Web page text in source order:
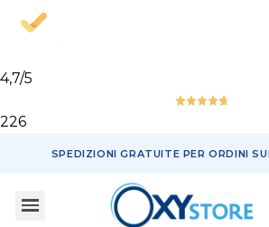
4,7/5
226
SPEDIZIONI GRATUITE PER ORDINI